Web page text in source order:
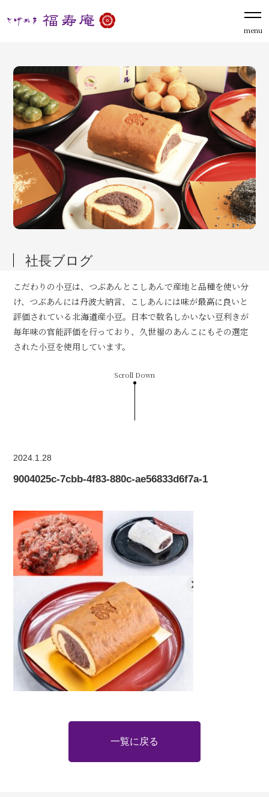
menu
社長ブログ
こだわりの小豆は、つぶあんとこしあんで産地と品種を使い分
け、つぶあんには丹波大納言、こしあんには味が最高に良いと
評価されている北海道産小豆。日本で数名しかいない豆利きが
毎年味の官能評価を行っており、久世福のあんこにもその選定
された小豆を使用しています。
Scroll Down
2024.1.28
9004025c-7cbb-4f83-880c-ae56833d6f7a-1
一覧に戻る